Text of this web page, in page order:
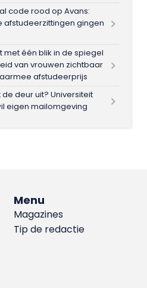
code rood op Avans:
afstudeerzittingen gingen
met één blik in de spiegel
van vrouwen zichtbaar
afstudeerprijs
deur uit? Universiteit
eigen mailomgeving
Menu
Magazines
Tip de redactie